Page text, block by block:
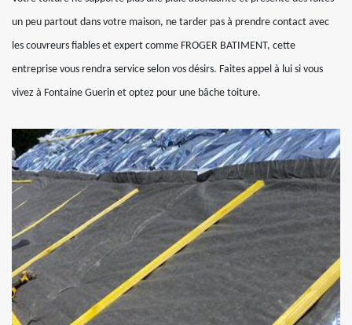
un peu partout dans votre maison, ne tarder pas à prendre contact avec
les couvreurs fiables et expert comme FROGER BATIMENT, cette
entreprise vous rendra service selon vos désirs. Faites appel à lui si vous
vivez à Fontaine Guerin et optez pour une bâche toiture.